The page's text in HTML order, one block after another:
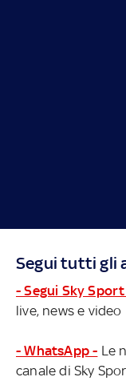
Segui tutti gli
- Segui Sky
live, news e video
- WhatsApp - Le
canale di Sky